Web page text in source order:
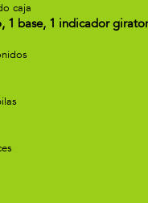
caja
1 base, 1 indicador